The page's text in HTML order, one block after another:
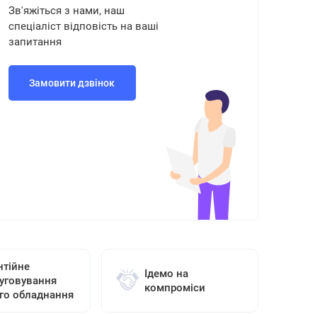
Зв'яжіться з нами, наш
спеціаліст відповість на ваші
запитання
Замовити дзвінок
обладнання
Ідемо на
компроміси